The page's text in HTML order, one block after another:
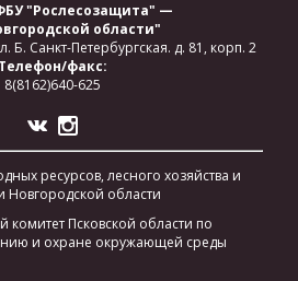
"Рослесозащита" —
области"
Б. Санкт-Петербургская. д. 81, корп. 2
Телефон/факс:
8(8162)640-625
ресурсов, лесного хозяйства и
Новгородской области
комитет Псковской области по
и охране окружающей среды